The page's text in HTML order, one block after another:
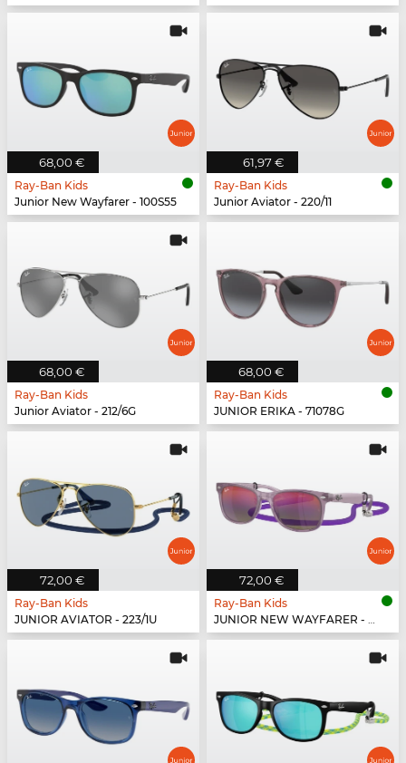
68,00 €
Ray-Ban Kids
Junior New Wayfarer - 100S55
61,97 €
Ray-Ban Kids
Junior Aviator - 220/11
68,00 €
Ray-Ban Kids
Junior Aviator - 212/6G
68,00 €
Ray-Ban Kids
JUNIOR ERIKA - 71078G
72,00 €
Ray-Ban Kids
JUNIOR AVIATOR - 223/1U
72,00 €
Ray-Ban Kids
JUNIOR NEW WAYFARER - 7147B1